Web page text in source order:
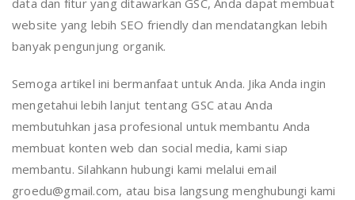
data dan fitur yang ditawarkan GSC, Anda dapat membuat
website yang lebih SEO friendly dan mendatangkan lebih
banyak pengunjung organik.
Semoga artikel ini bermanfaat untuk Anda. Jika Anda ingin
mengetahui lebih lanjut tentang GSC atau Anda
membutuhkan jasa profesional untuk membantu Anda
membuat konten web dan social media, kami siap
membantu. Silahkann hubungi kami melalui email
groedu@gmail.com, atau bisa langsung menghubungi kami